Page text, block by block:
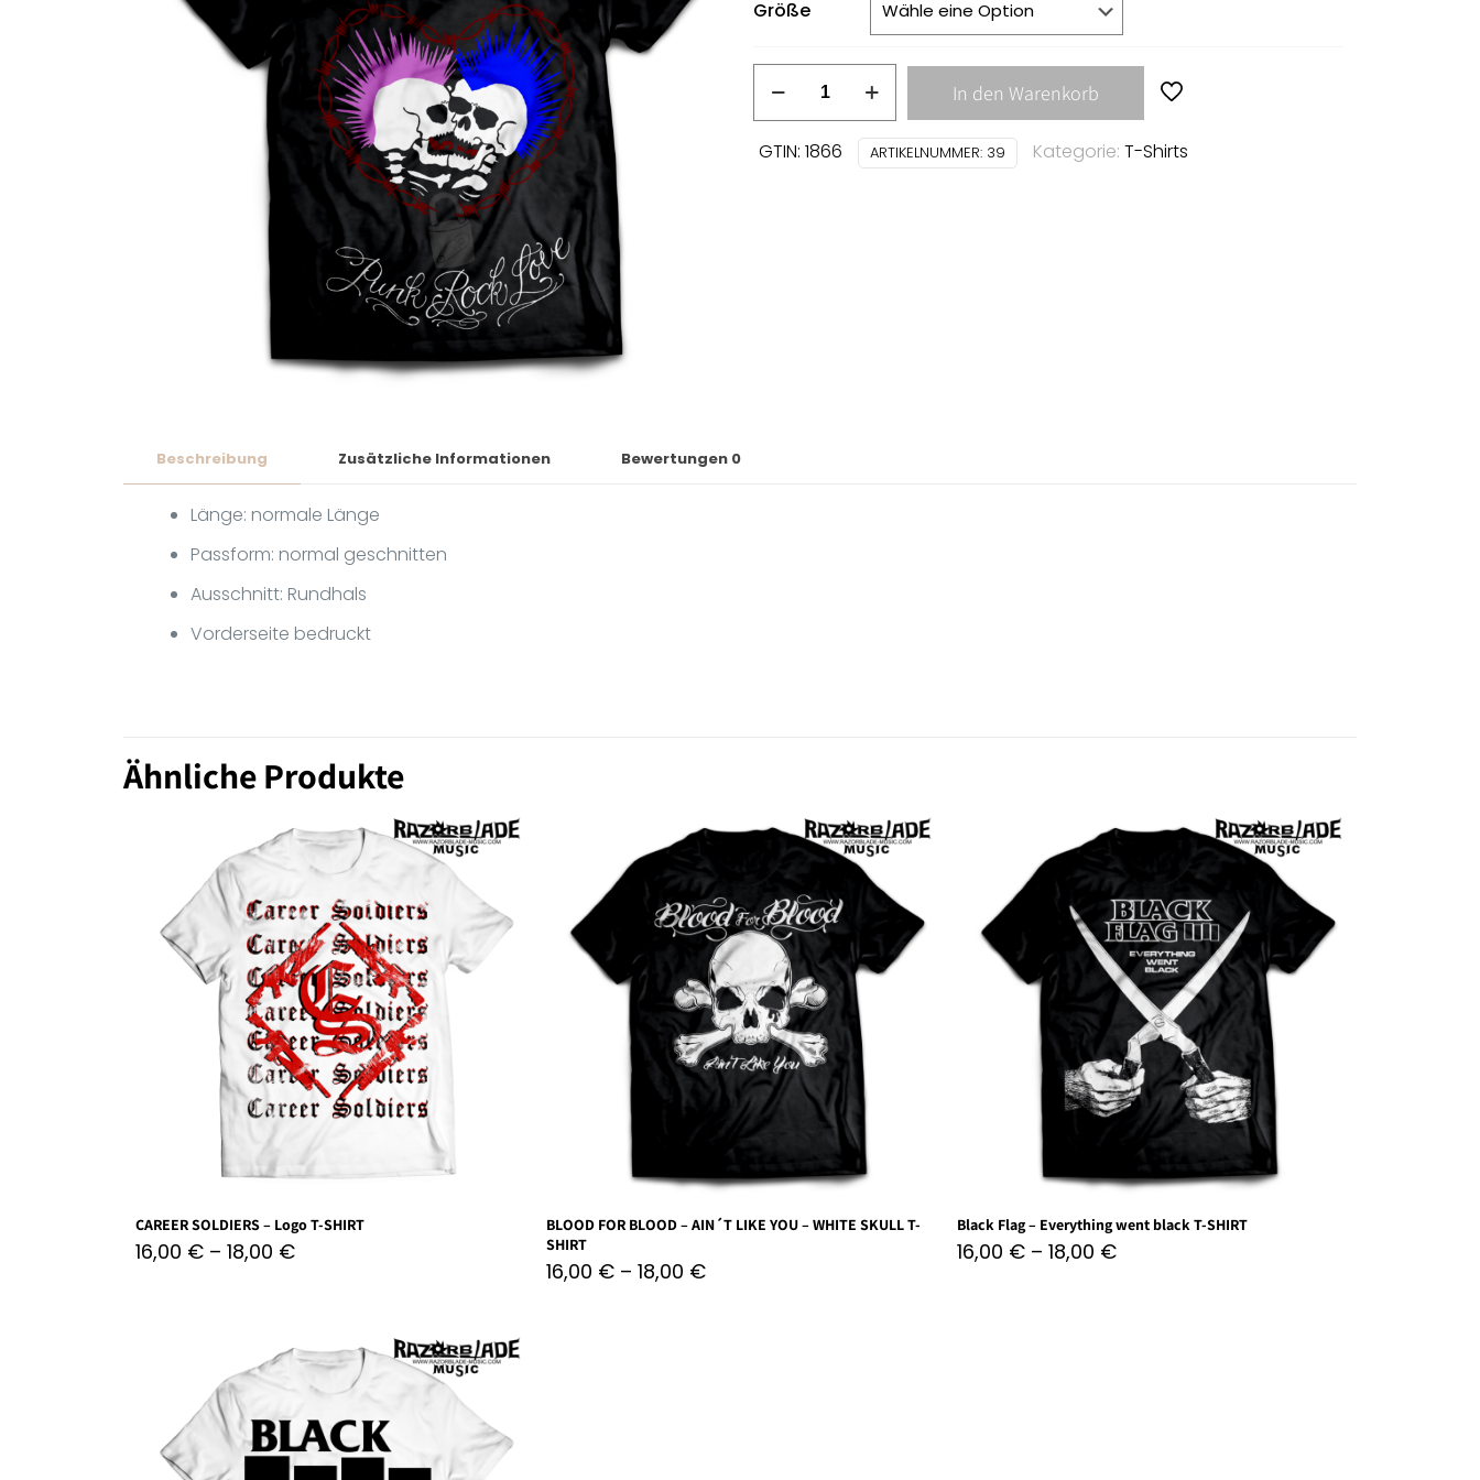
Größe
rock
In den Warenkorb
GTIN: 1866 ARTIKELNUMMER: 39 Kategorie: T-Shirts
Beschreibung Zusätzliche Informationen Bewertungen 0
Länge: normale Länge
Passform: normal geschnitten
Ausschnitt: Rundhals
Vorderseite bedruckt
Ähnliche Produkte
CAREER SOLDIERS – Logo T-SHIRT
16,00 € –18,00 €
BLOOD FOR BLOOD – AIN´T LIKE YOU – WHITE SKULL T-
SHIRT
16,00 € –18,00 €
Black Flag – Everything went black T-SHIRT
16,00 € –18,00 €